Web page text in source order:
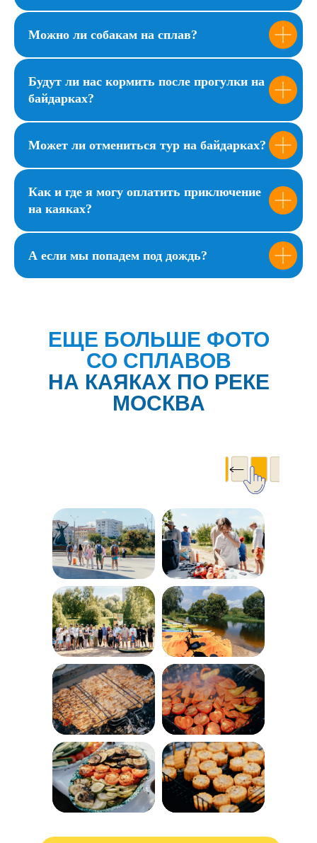
Можно ли собакам на сплав?
Будут ли нас кормить после прогулки на
байдарках?
Может ли отмениться тур на байдарках?
Как и где я могу оплатить приключение
на каяках?
А если мы попадем под дождь?
ЕЩЕ БОЛЬШЕ ФОТО
СО СПЛАВОВ
НА КАЯКАХ ПО РЕКЕ
МОСКВА